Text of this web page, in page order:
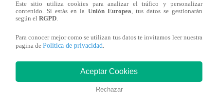
“Una cosa que no te dicen sobre el cáncer infantil es
enfrentan las familias con otros niños? Para algunos,
el texto que acompañó a las fotos.
Este sitio utiliza cookies para analizar el tráfico y personalizar
contenido. Si estás en la Unión Europea, tus datos se gestionarán
según el RGPD.
Para conocer mejor como se utilizan tus datos te invitamos leer nuestra
pagina de Política de privacidad.
Aceptar Cookies
Rechazar